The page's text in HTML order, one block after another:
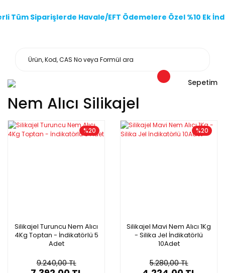
Tüm Siparişlerde Havale/EFT Ödemelere Özel %10 Ek
Sepetim
Nem Alıcı Silikajel
%20
Silikajel Turuncu Nem Alıcı
4Kg Toptan - İndikatörlü 5
Adet
9.240,00 TL
%20
Silikajel Mavi Nem Alıcı 1Kg
- Silika Jel İndikatörlü
10Adet
5.280,00 TL